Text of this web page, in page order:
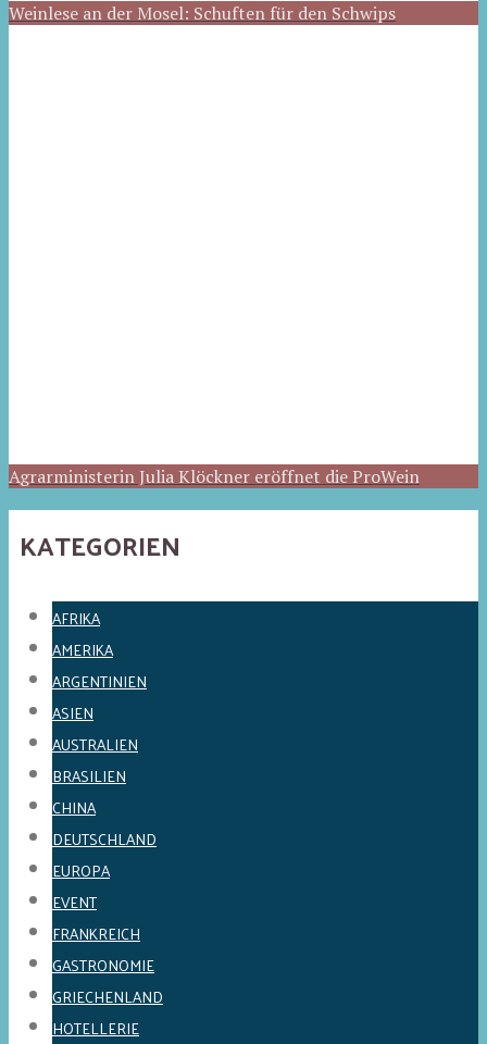
Weinlese an der Mosel: Schuften für den Schwips
Agrarministerin Julia Klöckner eröffnet die ProWein
KATEGORIEN
AFRIKA
AMERIKA
ARGENTINIEN
ASIEN
AUSTRALIEN
BRASILIEN
CHINA
DEUTSCHLAND
EUROPA
EVENT
FRANKREICH
GASTRONOMIE
GRIECHENLAND
HOTELLERIE